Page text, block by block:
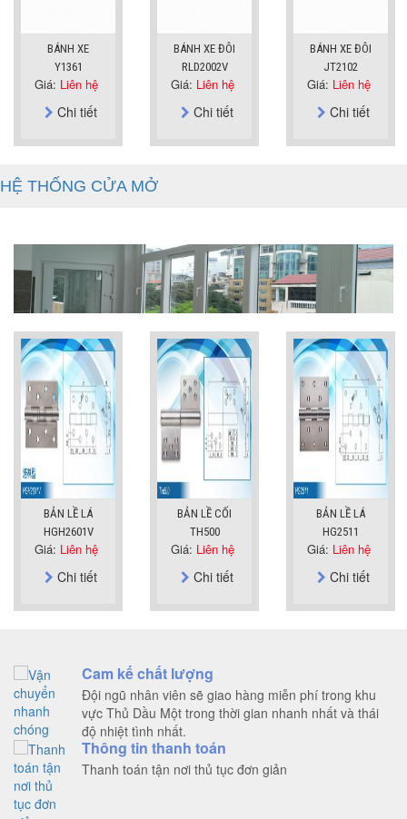
BÁNH XE
Y1361
Giá: Liên hệ
Chi tiết
BÁNH XE ĐÔI
RLD2002V
Giá: Liên hệ
Chi tiết
BÁNH XE ĐÔI
JT2102
Giá: Liên hệ
Chi tiết
HỆ THỐNG CỬA MỞ
BẢN LỀ LÁ
HGH2601V
Giá: Liên hệ
Chi tiết
BẢN LỀ CỐI
TH500
Giá: Liên hệ
Chi tiết
BẢN LỀ LÁ
HG2511
Giá: Liên hệ
Chi tiết
Cam kế chất lượng
Đội ngũ nhân viên sẽ giao hàng miễn phí trong khu
vực Thủ Dầu Một trong thời gian nhanh nhất và thái
độ nhiệt tình nhất.
Thông tin thanh toán
Thanh toán tận nơi thủ tục đơn giản